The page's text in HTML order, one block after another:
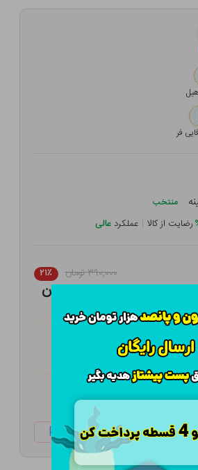
فر
منتخب
رضایت از کالا | عملکرد عالی
۳۹۰,۰۰۰ تومان ۲۱٪
۳۰۸,۱۰۰ تومان
با تــرب‌پــی:
ketabtala.com/sbp-49636